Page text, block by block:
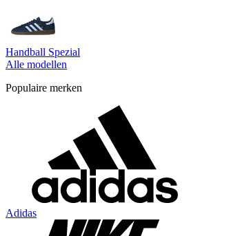
Handball Spezial
Alle modellen
Populaire merken
Adidas